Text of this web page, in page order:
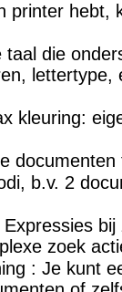
printer hebt,
die
lettertype,
kleuring:
documenten
b.v. 2
zoek
: Je kunt